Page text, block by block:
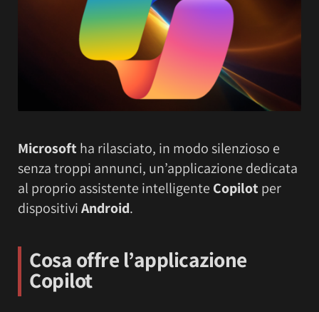
Microsoft ha rilasciato, in modo silenzioso e
senza troppi annunci, un’applicazione dedicata
al proprio assistente intelligente Copilot per
dispositiviAndroid.
Cosa offre l’applicazione
Copilot